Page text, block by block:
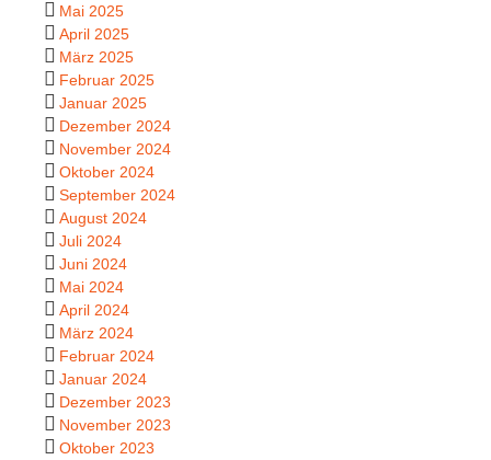
Mai 2025
April 2025
März 2025
Februar 2025
Januar 2025
Dezember 2024
November 2024
Oktober 2024
September 2024
August 2024
Juli 2024
Juni 2024
Mai 2024
April 2024
März 2024
Februar 2024
Januar 2024
Dezember 2023
November 2023
Oktober 2023